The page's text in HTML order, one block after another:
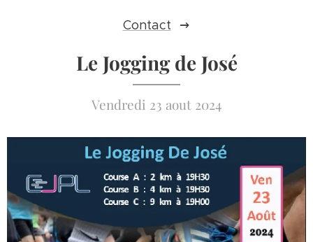
Contact
Le Jogging de José
Vendredi 23 aout 2024